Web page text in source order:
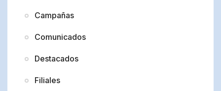
Campañas
Comunicados
Destacados
Filiales